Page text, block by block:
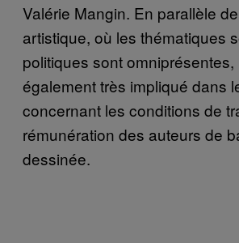
Valérie Mangin. En parallèle
artistique, où les thématiques
politiques sont omniprésentes,
également très impliqué dans
concernant les conditions de
rémunération des auteurs de
dessinée.